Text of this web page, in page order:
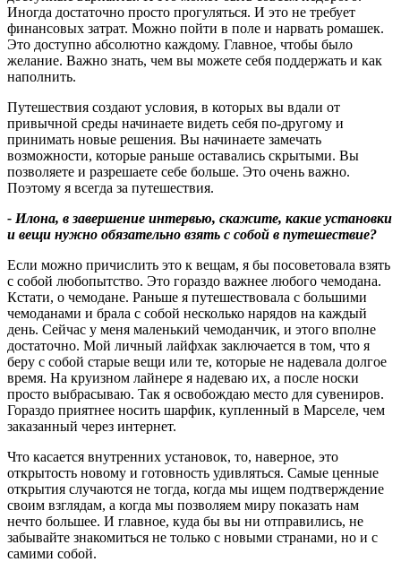
Иногда достаточно просто прогуляться. И это не требует
финансовых затрат. Можно пойти в поле и нарвать ромашек.
Это доступно абсолютно каждому. Главное, чтобы было
желание. Важно знать, чем вы можете себя поддержать и как
наполнить.
Путешествия создают условия, в которых вы вдали от
привычной среды начинаете видеть себя по-другому и
принимать новые решения. Вы начинаете замечать
возможности, которые раньше оставались скрытыми. Вы
позволяете и разрешаете себе больше. Это очень важно.
Поэтому я всегда за путешествия.
- Илона, в завершение интервью, скажите, какие установки
и вещи нужно обязательно взять с собой в путешествие?
Если можно причислить это к вещам, я бы посоветовала взять
с собой любопытство. Это гораздо важнее любого чемодана.
Кстати, о чемодане. Раньше я путешествовала с большими
чемоданами и брала с собой несколько нарядов на каждый
день. Сейчас у меня маленький чемоданчик, и этого вполне
достаточно. Мой личный лайфхак заключается в том, что я
беру с собой старые вещи или те, которые не надевала долгое
время. На круизном лайнере я надеваю их, а после носки
просто выбрасываю. Так я освобождаю место для сувениров.
Гораздо приятнее носить шарфик, купленный в Марселе, чем
заказанный через интернет.
Что касается внутренних установок, то, наверное, это
открытость новому и готовность удивляться. Самые ценные
открытия случаются не тогда, когда мы ищем подтверждение
своим взглядам, а когда мы позволяем миру показать нам
нечто большее. И главное, куда бы вы ни отправились, не
забывайте знакомиться не только с новыми странами, но и с
самими собой.